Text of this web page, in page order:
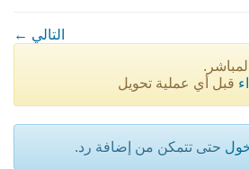
← التالي
قبل أي عملية تحويل
حتى تتمكن من إضافة رد.